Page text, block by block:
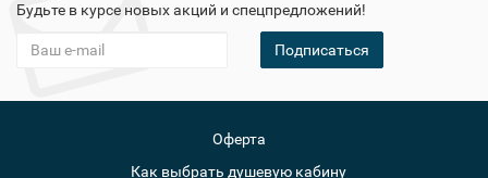
Будьте в курсе новых акций и спецпредложений!
Подписаться
Оферта
Как выбрать душевую кабину